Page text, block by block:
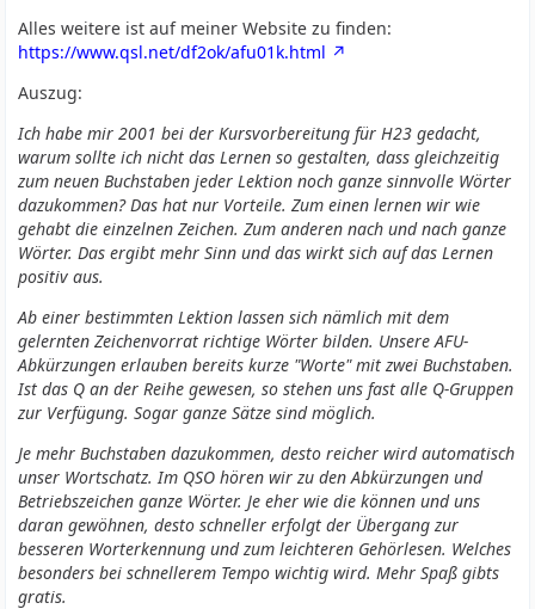
Alles weitere ist auf meiner Website zu finden:
https://www.qsl.net/df2ok/afu01k.html
Auszug:
Ich habe mir 2001 bei der Kursvorbereitung für H23 gedacht,
warum sollte ich nicht das Lernen so gestalten, dass gleichzeitig
zum neuen Buchstaben jeder Lektion noch ganze sinnvolle Wörter
dazukommen? Das hat nur Vorteile. Zum einen lernen wir wie
gehabt die einzelnen Zeichen. Zum anderen nach und nach ganze
Wörter. Das ergibt mehr Sinn und das wirkt sich auf das Lernen
positiv aus.
Ab einer bestimmten Lektion lassen sich nämlich mit dem
gelernten Zeichenvorrat richtige Wörter bilden. Unsere AFU-
Abkürzungen erlauben bereits kurze "Worte" mit zwei Buchstaben.
Ist das Q an der Reihe gewesen, so stehen uns fast alle Q-Gruppen
zur Verfügung. Sogar ganze Sätze sind möglich.
Je mehr Buchstaben dazukommen, desto reicher wird automatisch
unser Wortschatz. Im QSO hören wir zu den Abkürzungen und
Betriebszeichen ganze Wörter. Je eher wie die können und uns
daran gewöhnen, desto schneller erfolgt der Übergang zur
besseren Worterkennung und zum leichteren Gehörlesen. Welches
besonders bei schnellerem Tempo wichtig wird. Mehr Spaß gibts
gratis.